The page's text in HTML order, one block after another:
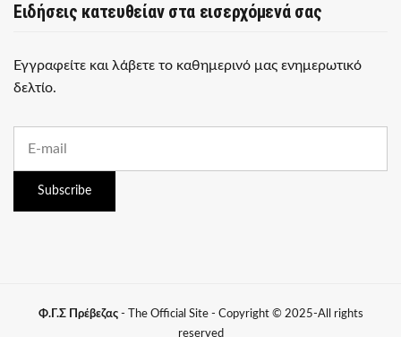
Ειδήσεις κατευθείαν στα εισερχόμενά σας
Εγγραφείτε και λάβετε το καθημερινό μας ενημερωτικό
δελτίο.
a
Subscribe
Φ.Γ.Σ Πρέβεζας- The Official Site - Copyright © 2025-All rights
reserved